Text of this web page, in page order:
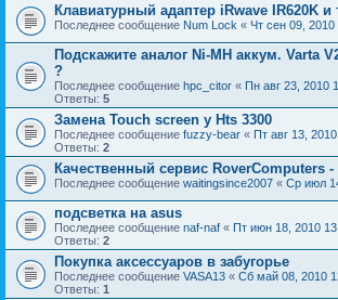
Клавиатурный адаптер iRwave IR620K
Последнее сообщение Num Lock « Чт сен 09, 2010
Подскажите аналог Ni-MH аккум. Varta
?
Последнее сообщение hpc_citor « Пн авг 23, 2010
Ответы: 5
Замена Touch screen у Hts 3300
Последнее сообщение fuzzy-bear « Пт авг 13, 2010
Ответы: 2
Качественный сервис RoverComputers -
Последнее сообщение waitingsince2007 « Ср июл
подсветка на asus
Последнее сообщение naf-naf « Пт июн 18, 2010
Ответы: 2
Покупка аксессуаров в забугорье
Последнее сообщение VASA13 « Сб май 08, 2010
Ответы: 1